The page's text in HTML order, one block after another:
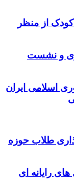
کودک از منظر
و نشست
اسلامی ایران
طلاب حوزه
رایانه ای